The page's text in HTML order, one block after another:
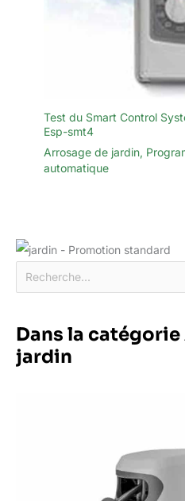
Test du Smart Control
Esp-smt4
Arrosage de jardin,
automatique
Dans la
jardin